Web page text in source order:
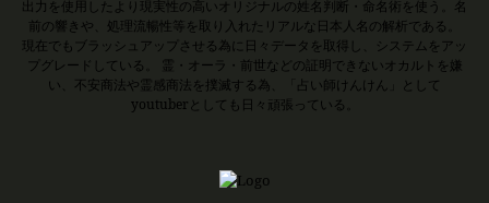
出力を使用したより現実性の高いオリジナルの姓名判断・命名術を使う。名
前の響きや、処理流暢性等を取り入れたリアルな日本人名の解析である。
現在でもブラッシュアップさせる為に日々データを取得し、システムをアッ
プグレードしている。 霊・オーラ・前世などの証明できないオカルトを嫌
い、不安商法や霊感商法を撲滅する為、「占い師けんけん」として
youtuberとしても日々頑張っている。